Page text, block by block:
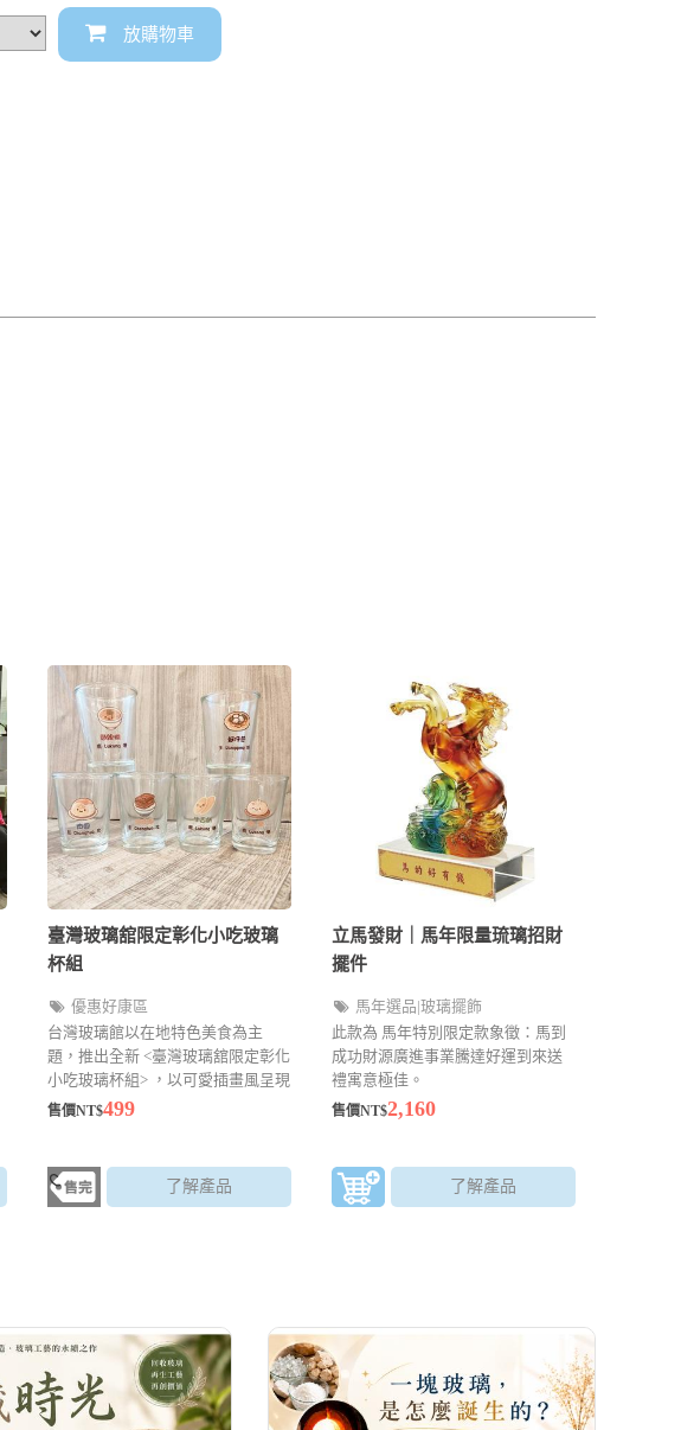
放購物車
臺灣玻璃舘限定彰化小吃玻璃
杯組
優惠好康區
台灣玻璃館以在地特色美食為主
題，推出全新 <臺灣玻璃舘限定彰化
小吃玻璃杯組> ，以可愛插畫風呈現
彰化知名小吃，讓每一口飲品都充
售價NT$499
了解產品
立馬發財｜馬年限量琉璃招財
擺件
馬年選品|玻璃擺飾
此款為 馬年特別限定款象徵：馬到
成功財源廣進事業騰達好運到來送
禮寓意極佳。
售價NT$2,160
了解產品